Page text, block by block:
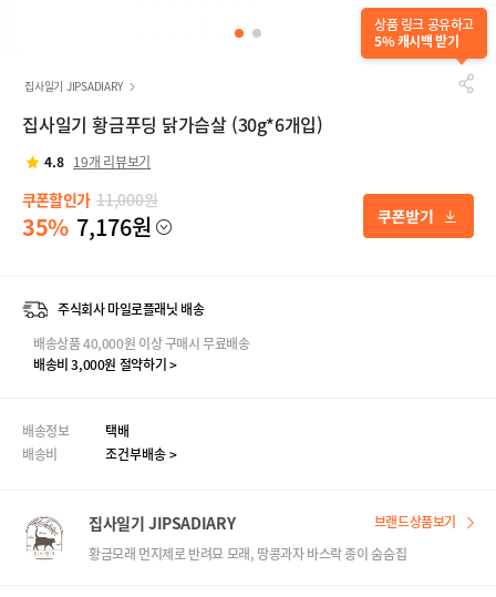
상품 링크 공유하고
5% 캐시백 받기
집사일기 JIPSADIARY
집사일기 황금푸딩 닭가슴살 (30g*6개입)
4.8 19개 리뷰보기
쿠폰할인가 11,000원
35% 7,176원
주식회사 마일로플래닛 배송
배송상품 40,000원 이상 구매시 무료배송
배송비 3,000원 절약하기 >
배송정보
택배
배송비
조건부배송 >
집사일기 JIPSADIARY
황금모래 먼지제로 반려묘 모래, 땅콩과자 바스락 종이 숨숨집
브랜드상품보기